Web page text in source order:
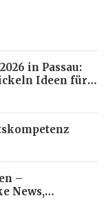
in Passau:
Ideen für
–
News,
Akademie